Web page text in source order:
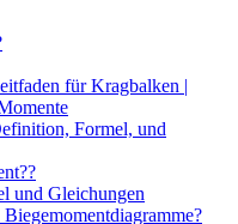
für Kragbalken |
Formel, und
und Gleichungen